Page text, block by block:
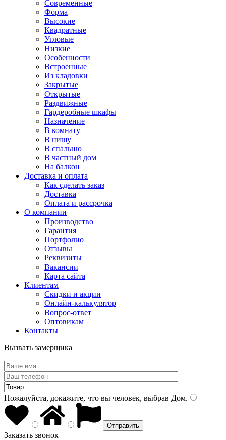
Современные
Форма
Высокие
Квадратные
Угловые
Низкие
Особенности
Встроенные
Из кладовки
Закрытые
Открытые
Раздвижные
Гардеробные шкафы
Назначение
В комнату
В нишу
В спальню
В частный дом
На балкон
Доставка и оплата
Как сделать заказ
Доставка
Оплата и рассрочка
О компании
Производство
Гарантия
Портфолио
Отзывы
Реквизиты
Вакансии
Карта сайта
Клиентам
Скидки и акции
Онлайн-калькулятор
Вопрос-ответ
Оптовикам
Контакты
Вызвать замерщика
Пожалуйста, докажите, что вы человек, выбрав Дом.
Заказать звонок